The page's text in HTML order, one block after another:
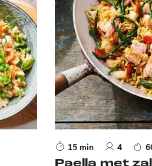
15 min 4